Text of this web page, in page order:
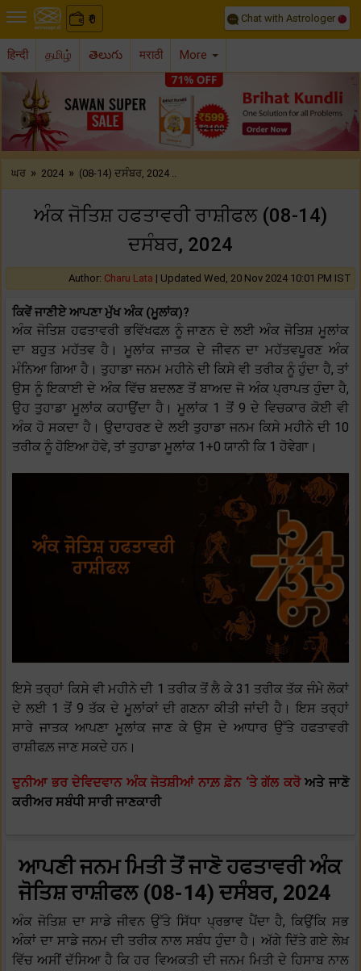
₹
0 Chat with Astrologer
हिन्दी தமிழ் తెలుగు मराठी More
Previous
ਘਰ » 2024 » (08-14) ਦਸੰਬਰ, 2024 ..
ਅੰਕ ਜੋਤਿਸ਼ ਹਫਤਾਵਰੀ ਰਾਸ਼ੀਫਲ (08-14)
ਦਸੰਬਰ, 2024
Author: Charu Lata | Updated Wed, 20 Nov 2024 10:01 PM IST
ਕਿਵੇਂ ਜਾਣੀਏ ਆਪਣਾ ਮੁੱਖ ਅੰਕ (ਮੂਲਾਂਕ)?
ਅੰਕ ਜੋਤਿਸ਼ ਹਫਤਾਵਰੀ ਭਵਿੱਖਫਲ਼ ਨੂੰ ਜਾਣਨ ਦੇ ਲਈ ਅੰਕ ਜੋਤਿਸ਼ ਮੂਲਾਂਕ
ਦਾ ਬਹੁਤ ਮਹੱਤਵ ਹੈ। ਮੂਲਾਂਕ ਜਾਤਕ ਦੇ ਜੀਵਨ ਦਾ ਮਹੱਤਵਪੂਰਣ ਅੰਕ
ਮੰਨਿਆ ਗਿਆ ਹੈ। ਤੁਹਾਡਾ ਜਨਮ ਮਹੀਨੇ ਦੀ ਕਿਸੇ ਵੀ ਤਰੀਕ ਨੂੰ ਹੁੰਦਾ ਹੈ, ਤਾਂ
ਉਸ ਨੂੰ ਇਕਾਈ ਦੇ ਅੰਕ ਵਿੱਚ ਬਦਲਣ ਤੋਂ ਬਾਅਦ ਜੋ ਅੰਕ ਪ੍ਰਾਪਤ ਹੁੰਦਾ ਹੈ,
ਉਹ ਤੁਹਾਡਾ ਮੂਲਾਂਕ ਕਹਾਉਂਦਾ ਹੈ। ਮੂਲਾਂਕ 1 ਤੋਂ 9 ਦੇ ਵਿਚਕਾਰ ਕੋਈ ਵੀ
ਅੰਕ ਹੋ ਸਕਦਾ ਹੈ। ਉਦਾਹਰਣ ਦੇ ਲਈ ਤੁਹਾਡਾ ਜਨਮ ਕਿਸੇ ਮਹੀਨੇ ਦੀ 10
ਤਰੀਕ ਨੂੰ ਹੋਇਆ ਹੋਵੇ, ਤਾਂ ਤੁਹਾਡਾ ਮੂਲਾਂਕ 1+0 ਯਾਨੀ ਕਿ 1 ਹੋਵੇਗਾ।
ਇਸੇ ਤਰ੍ਹਾਂ ਕਿਸੇ ਵੀ ਮਹੀਨੇ ਦੀ 1 ਤਰੀਕ ਤੋਂ ਲੈ ਕੇ 31 ਤਰੀਕ ਤੱਕ ਜੰਮੇ ਲੋਕਾਂ
ਦੇ ਲਈ 1 ਤੋਂ 9 ਤੱਕ ਦੇ ਮੂਲਾਂਕਾਂ ਦੀ ਗਣਨਾ ਕੀਤੀ ਜਾਂਦੀ ਹੈ। ਇਸ ਤਰ੍ਹਾਂ
ਸਾਰੇ ਜਾਤਕ ਆਪਣਾ ਮੂਲਾਂਕ ਜਾਣ ਕੇ ਉਸ ਦੇ ਆਧਾਰ ਉੱਤੇ ਹਫਤਾਵਰੀ
ਰਾਸ਼ੀਫਲ਼ ਜਾਣ ਸਕਦੇ ਹਨ।
ਦੁਨੀਆ ਭਰ ਦੇਵਿਦਵਾਨ ਅੰਕ ਜੋਤਸ਼ੀਆਂ ਨਾਲ਼ ਫ਼ੋਨ ‘ਤੇ ਗੱਲ ਕਰੋਅਤੇ ਜਾਣੋ
ਕਰੀਅਰ ਸਬੰਧੀ ਸਾਰੀ ਜਾਣਕਾਰੀ
ਆਪਣੀ ਜਨਮ ਮਿਤੀ ਤੋਂ ਜਾਣੋ ਹਫਤਾਵਰੀ ਅੰਕ
ਜੋਤਿਸ਼ ਰਾਸ਼ੀਫਲ (08-14) ਦਸੰਬਰ, 2024
ਅੰਕ ਜੋਤਿਸ਼ ਦਾ ਸਾਡੇ ਜੀਵਨ ਉੱਤੇ ਸਿੱਧਾ ਪ੍ਰਭਾਵ ਪੈਂਦਾ ਹੈ, ਕਿਉਂਕਿ ਸਭ
ਅੰਕਾਂ ਦਾ ਸਾਡੇ ਜਨਮ ਦੀ ਤਰੀਕ ਨਾਲ ਸਬੰਧ ਹੁੰਦਾ ਹੈ। ਅੱਗੇ ਦਿੱਤੇ ਗਏ ਲੇਖ਼
ਵਿੱਚ ਅਸੀਂ ਦੱਸਿਆ ਹੈ ਕਿ ਹਰ ਵਿਅਕਤੀ ਦੀ ਜਨਮ ਮਿਤੀ ਦੇ ਹਿਸਾਬ ਨਾਲ